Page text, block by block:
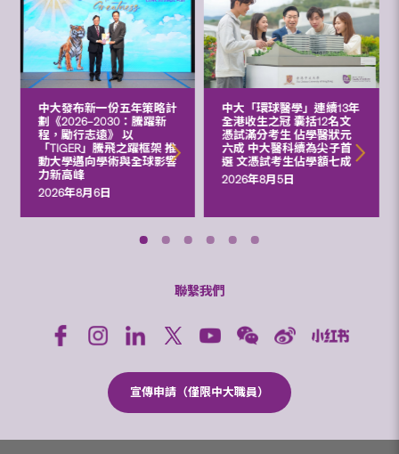
中大發布新一份五年策略計
劃《2026‒2030：騰躍新
程，勵行志遠》 以
「TIGER」騰飛之躍框架 推
動大學邁向學術與全球影響
力新高峰
2026年8月6日
中大「環球醫學」連續13年
全港收生之冠 囊括12名文
憑試滿分考生 佔學醫狀元
六成 中大醫科續為尖子首
選 文憑試考生佔學額七成
2026年8月5日
聯繫我們
宣傳申請（僅限中大職員）